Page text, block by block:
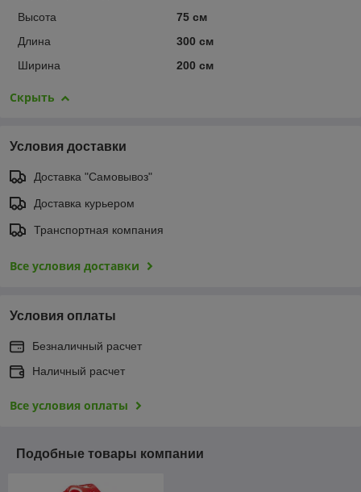
Высота
75 см
Длина
300 см
Ширина
200 см
Скрыть
Условия доставки
Доставка "Самовывоз"
Доставка курьером
Транспортная компания
Все условия доставки
Условия оплаты
Безналичный расчет
Наличный расчет
Все условия оплаты
Подобные товары компании